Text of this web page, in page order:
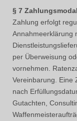
§ 7
Zahlung erfolgt
Annahmeerklärung
per Überweisung
vornehmen.
Vereinbarung. Eine
nach
Gutachten,